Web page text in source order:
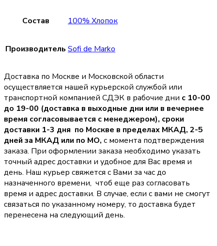
Состав 100% Хлопок
Производитель Sofi de Marko
Доставка по Москве и Московской области
осуществляется нашей курьерской службой или
транспортной компанией СДЭК в рабочие дни с 10-00
до 19-00 (доставка в выходные дни или в вечернее
время согласовывается с менеджером), сроки
доставки 1-3 дня по Москве в пределах МКАД, 2-5
дней за МКАД или по МО, с момента подтверждения
заказа. При оформлении заказа необходимо указать
точный адрес доставки и удобное для Вас время и
день. Наш курьер свяжется с Вами за час до
назначенного времени, чтоб еще раз согласовать
время и адрес доставки. В случае, если с вами не смогут
связаться по указанному номеру, то доставка будет
перенесена на следующий день.